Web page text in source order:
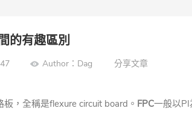
的有趣區別
Author：Dag 分享文章
，全稱是flexure circuit board。 FPC一般以PI